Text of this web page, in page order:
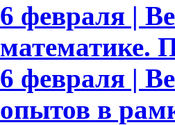
6 февраля |
математике.
6 февраля |
опытов в